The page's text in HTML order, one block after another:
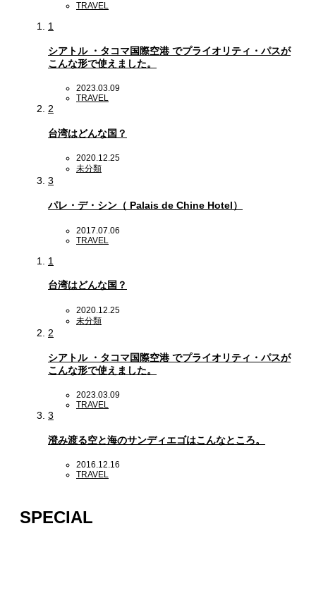
TRAVEL
1
シアトル ・タコマ国際空港 でプライオリティ・パスが
こんな形で使えました。
2023.03.09
TRAVEL
2
台湾はどんな国？
2020.12.25
未分類
3
パレ・デ・シン（ Palais de Chine Hotel）
2017.07.06
TRAVEL
1
台湾はどんな国？
2020.12.25
未分類
2
シアトル ・タコマ国際空港 でプライオリティ・パスが
こんな形で使えました。
2023.03.09
TRAVEL
3
澄み渡る空と海のサンディエゴはこんなところ。
2016.12.16
TRAVEL
SPECIAL